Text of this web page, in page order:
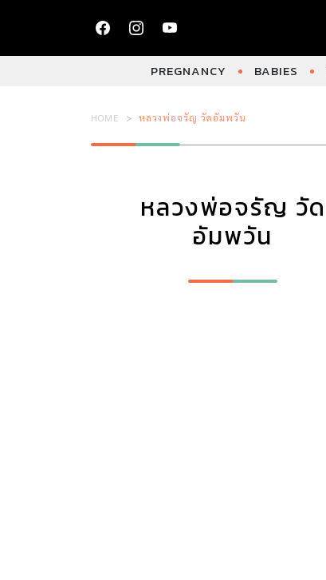
PREGNANCY BABIES
HOME หลวงพ่อจรัญ วัดอัมพวัน
หลวงพ่อจรัญ วัด
อัมพวัน